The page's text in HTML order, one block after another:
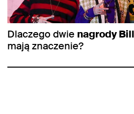
Dlaczego dwie nagrody
mają znaczenie?